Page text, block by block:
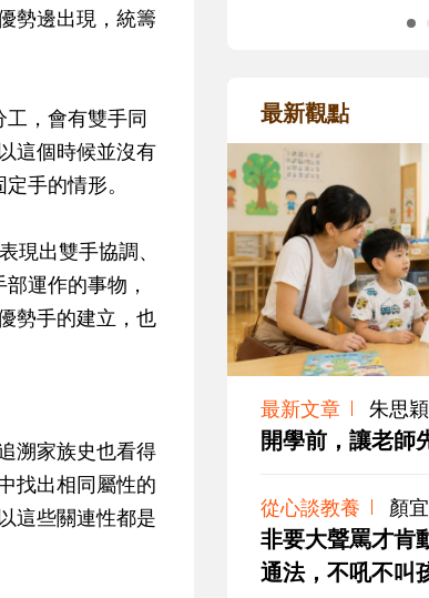
勢邊出現，統籌
，會有雙手同
這個時候並沒有
手的情形。
現出雙手協調、
運作的事物，
勢手的建立，也
溯家族史也看得
找出相同屬性的
這些關連性都是
最新觀點
最新文章 朱思
開學前，讓老師
從心談教養 顏
非要大聲罵才肯
通法，不吼不叫